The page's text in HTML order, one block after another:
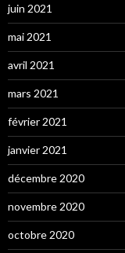
juin 2021
mai 2021
avril 2021
mars 2021
février 2021
janvier 2021
décembre 2020
novembre 2020
octobre 2020